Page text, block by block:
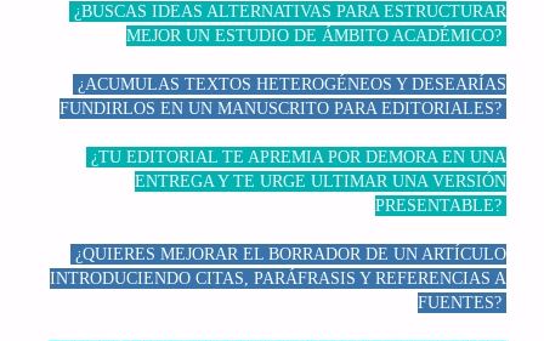
¿BUSCAS IDEAS ALTERNATIVAS PARA ESTRUCTURAR
MEJOR UN ESTUDIO DE ÁMBITO ACADÉMICO?
¿ACUMULAS TEXTOS HETEROGÉNEOS Y DESEARÍAS
FUNDIRLOS EN UN MANUSCRITO PARA EDITORIALES?
¿TU EDITORIAL TE APREMIA POR DEMORA EN UNA
ENTREGA Y TE URGE ULTIMAR UNA VERSIÓN
PRESENTABLE?
¿QUIERES MEJORAR EL BORRADOR DE UN ARTÍCULO
INTRODUCIENDO CITAS, PARÁFRASIS Y REFERENCIAS A
FUENTES?